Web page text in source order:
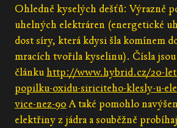
Ohledně kyselých dešťů: Výrazně
uhelných elektráren (energetické
dost síry, která kdysi šla komínem
mracích tvořila kyselinu). Čísla
článkuhttp://www.hybrid.cz/20-
popilku-oxidu-siriciteho-klesly-u-
vice-nez-90A také pomohlo
elektřiny z jádra a souběžně